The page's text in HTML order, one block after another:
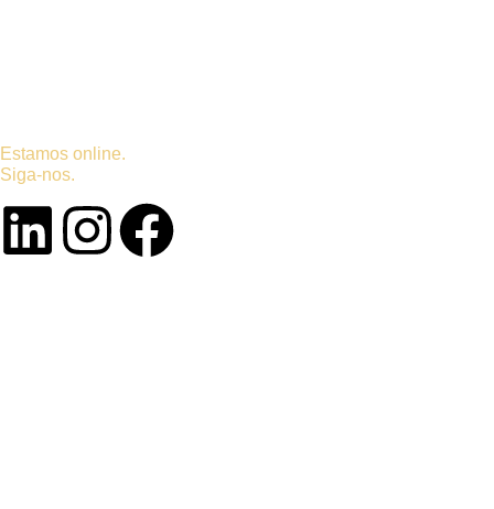
Estamos online.
Siga-nos.